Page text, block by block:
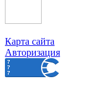
Карта сайта
Авторизация